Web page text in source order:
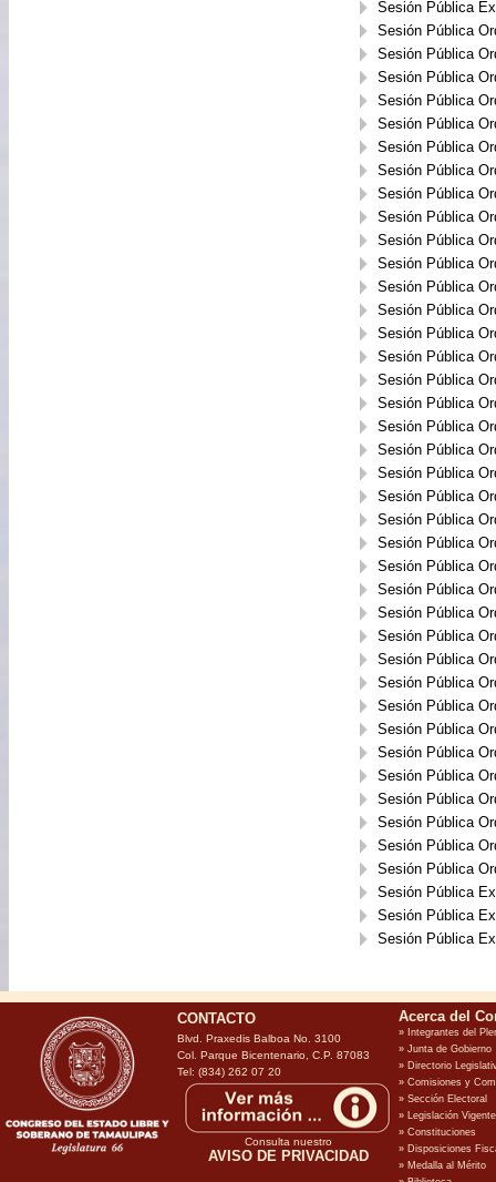
Sesión Pública
Sesión Pública
Sesión Pública
Sesión Pública
Sesión Pública
Sesión Pública
Sesión Pública
Sesión Pública
Sesión Pública
Sesión Pública
Sesión Pública
Sesión Pública
Sesión Pública
Sesión Pública
Sesión Pública
Sesión Pública
Sesión Pública
Sesión Pública
Sesión Pública
Sesión Pública
Sesión Pública
Sesión Pública
Sesión Pública
Sesión Pública
Sesión Pública
Sesión Pública
Sesión Pública
Sesión Pública
Sesión Pública
Sesión Pública
Sesión Pública
Sesión Pública
Sesión Pública
Sesión Pública
Sesión Pública
Sesión Pública
Sesión Pública
Sesión Pública
Sesión Pública
Sesión Pública
Sesión Pública
CONTACTO
Blvd. Praxedis Balboa No. 3100
Col. Parque Bicentenario, C.P. 87083
Tel: (834) 262 07 20
Consulta nuestro
AVISO DE PRIVACIDAD